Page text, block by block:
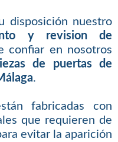
disposición nuestro
y revision de
confiar en nosotros
de puertas de
.
fabricadas con
que requieren de
evitar la aparición